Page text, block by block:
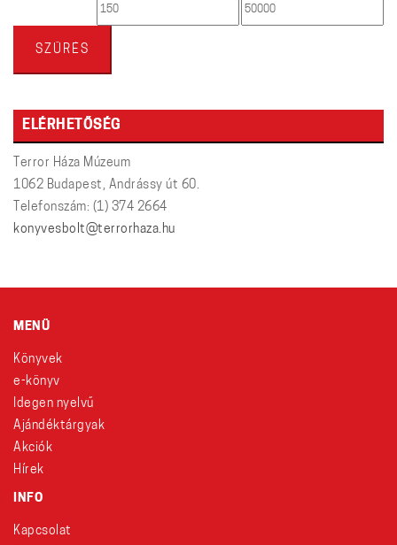
Min Max
SZŰRÉS
ELÉRHETŐSÉG
Terror Háza Múzeum
1062 Budapest, Andrássy út 60.
Telefonszám: (1) 374 2664
konyvesbolt@terrorhaza.hu
MENÜ
Könyvek
e-könyv
Idegen nyelvű
Ajándéktárgyak
Akciók
Hírek
INFO
Kapcsolat